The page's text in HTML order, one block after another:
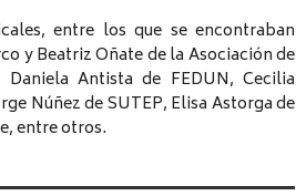
entre los que se encontraban
y Beatriz Oñate de la Asociación de
Antista de FEDUN, Cecilia
Núñez de SUTEP, Elisa Astorga de
entre otros.